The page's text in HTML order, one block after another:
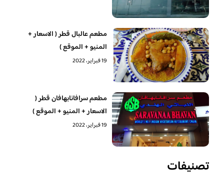
مطعم عالبال قطر ( الاسعار +
المنيو + الموقع )
19 فبراير، 2022
مطعم سرافانابهافان قطر (
الاسعار + المنيو + الموقع )
19 فبراير، 2022
تصنيفات